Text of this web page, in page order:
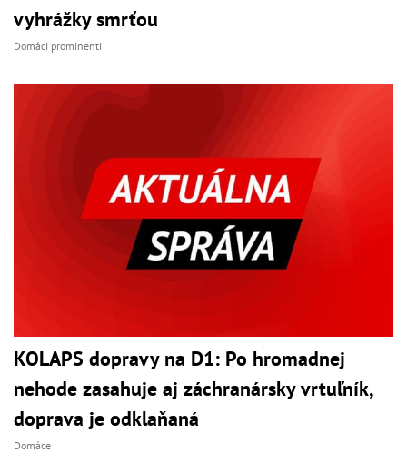
vyhrážky smrťou
Domáci prominenti
KOLAPS dopravy na D1: Po hromadnej
nehode zasahuje aj záchranársky vrtuľník,
doprava je odklaňaná
Domáce